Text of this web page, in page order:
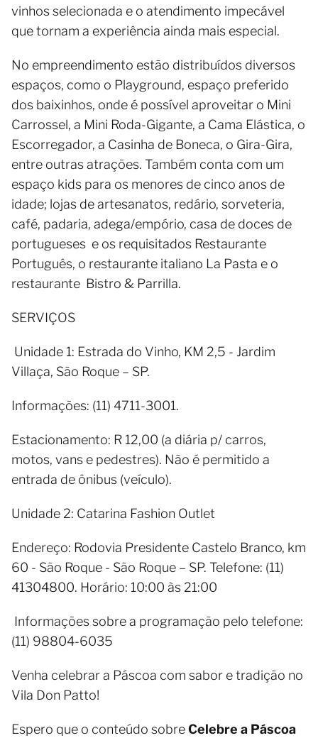
vinhos selecionada e o atendimento impecável
que tornam a experiência ainda mais especial.
No empreendimento estão distribuídos diversos
espaços, como o Playground, espaço preferido
dos baixinhos, onde é possível aproveitar o Mini
Carrossel, a Mini Roda-Gigante, a Cama Elástica, o
Escorregador, a Casinha de Boneca, o Gira-Gira,
entre outras atrações. Também conta com um
espaço kids para os menores de cinco anos de
idade; lojas de artesanatos, redário, sorveteria,
café, padaria, adega/empório, casa de doces de
portugueses e os requisitados Restaurante
Português, o restaurante italiano La Pasta e o
restaurante Bistro & Parrilla.
SERVIÇOS
Unidade 1: Estrada do Vinho, KM 2,5 - Jardim
Villaça, São Roque – SP.
Informações: (11) 4711-3001.
Estacionamento: R 12,00 (a diária p/ carros,
motos, vans e pedestres). Não é permitido a
entrada de ônibus (veículo).
Unidade 2: Catarina Fashion Outlet
Endereço: Rodovia Presidente Castelo Branco, km
60 - São Roque - São Roque – SP. Telefone: (11)
41304800. Horário: 10:00 às 21:00
Informações sobre a programação pelo telefone:
(11) 98804-6035
Venha celebrar a Páscoa com sabor e tradição no
Vila Don Patto!
Espero que o conteúdo sobreCelebre a Páscoa